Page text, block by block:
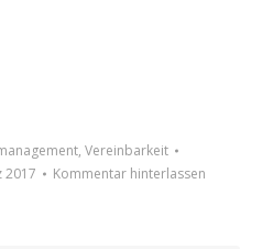
, Vereinbarkeit
2017 Kommentar hinterlassen